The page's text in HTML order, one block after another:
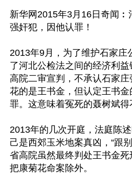
新华网2015年3月16日奇闻︰
强奸犯，因他认罪！
2013年9月，为了维护石家庄
了河北公检法之间的经济利
高院二审宣判，不承认石家
花的是王书金，但认定王书金
罪。这意味着冤死的聂树斌得
2013年的几次开庭，法庭陈
己是西郊玉米地案真凶，“跟
省高院虽然最终判处王书金
把康菊花命案除外。